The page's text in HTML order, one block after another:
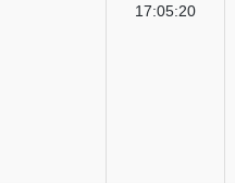
17:05:20